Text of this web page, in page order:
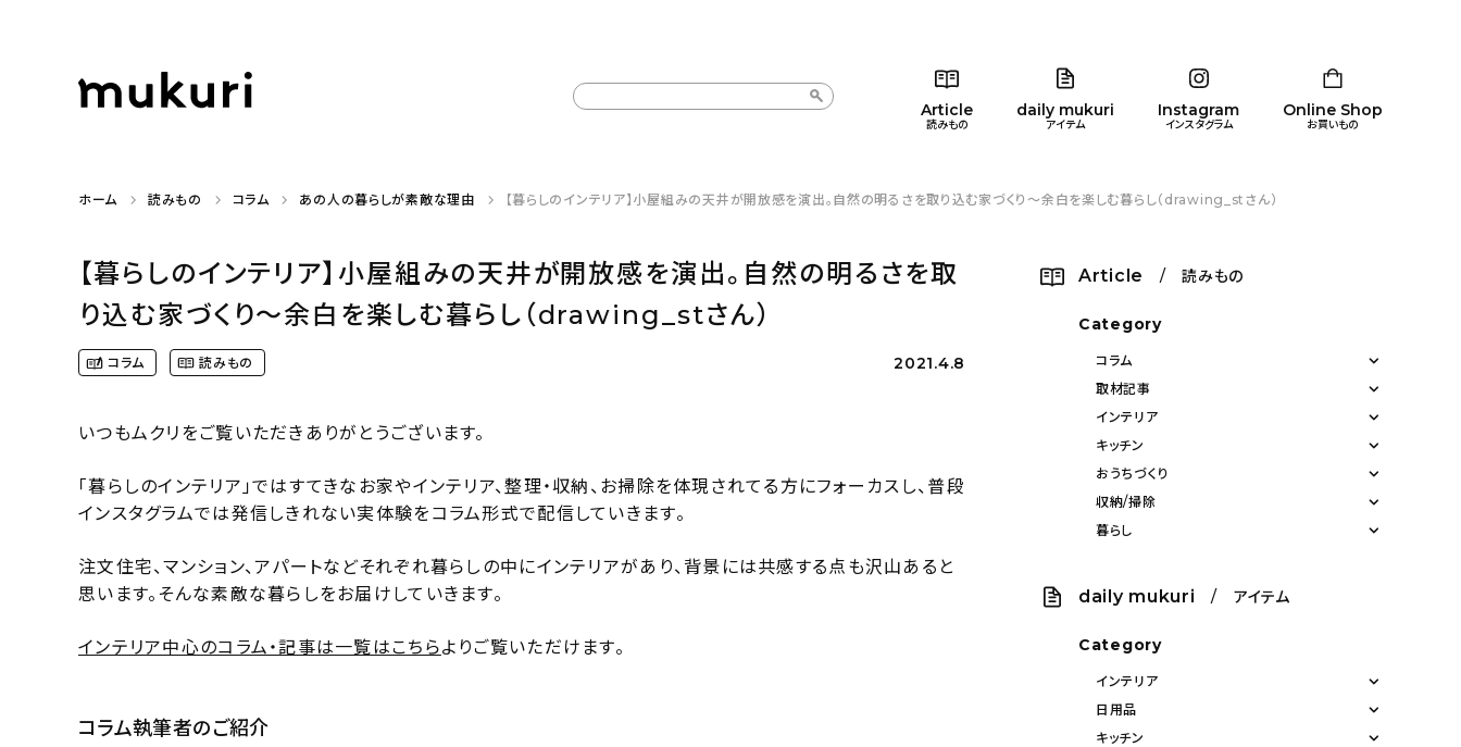
Article
読みもの
daily mukuri
アイテム
Instagram
インスタグラム
Online Shop
お買いもの
カテゴリー一覧 コラム 暮らし
カテゴリー一覧 インテリア キッズ
ホーム 読みもの コラム あの人の暮らしが素敵な理由 【暮らしのインテリア】小屋組みの天井が開放感を演出。自然の明るさを取り込む家づくり〜余白を楽しむ暮らし（drawing_stさん）
【暮らしのインテリア】小屋組みの天井が開放感を演出。自然の明るさを取
り込む家づくり〜余白を楽しむ暮らし（drawing_stさん）
コラム 読みもの 2021.4.8
いつもムクリをご覧いただきありがとうございます。
「暮らしのインテリア」ではすてきなお家やインテリア、整理・収納、お掃除を体現されてる方にフォーカスし、普段
インスタグラムでは発信しきれない実体験をコラム形式で配信していきます。
注文住宅、マンション、アパートなどそれぞれ暮らしの中にインテリアがあり、背景には共感する点も沢山あると
思います。そんな素敵な暮らしをお届けしていきます。
インテリア中心のコラム・記事は一覧はこちらよりご覧いただけます。
コラム執筆者のご紹介
Article / 読みもの
Category
コラム
取材記事
インテリア
キッチン
おうちづくり
収納/掃除
暮らし
daily mukuri / アイテム
Category
インテリア
日用品
キッチン